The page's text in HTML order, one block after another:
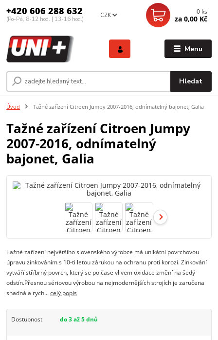
Menu
CZK
Hledat
+420 606 288 632
(Po-Pá, 8-12 hod. | 13-16 hod.)
0 ks
za 0,00 Kč
Úvod Tažné zařízení Citroen Jumpy 2007-2016, odnímatelný bajonet, Galia
Tažné zařízení Citroen Jumpy
2007-2016, odnímatelný
bajonet, Galia
Tažné zařízení největšího slovenského výrobce má unikátní povrchovou
úpravu zinkováním s 10-ti letou zárukou na ochranu proti korozi. Zinkování
vytváří stříbrný povrch, který se po čase vlivem oxidace změní na šedý
odstín.Přesnou sériovou výrobou na nejmodernějších strojích je zaručena
snadná a rych...celý popis
Dostupnost do 3 až 5 dnů